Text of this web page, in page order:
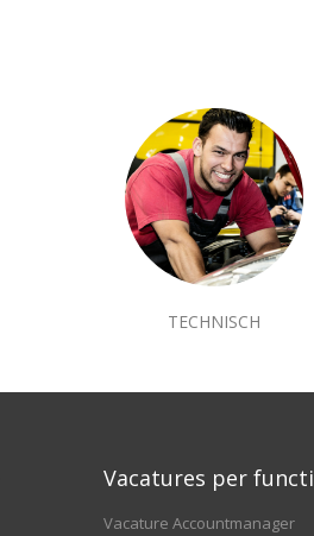
Vacatures per
Vacature Accountmanager